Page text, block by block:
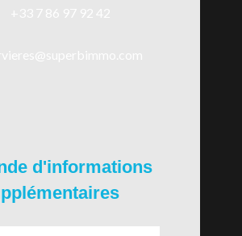
d'informations